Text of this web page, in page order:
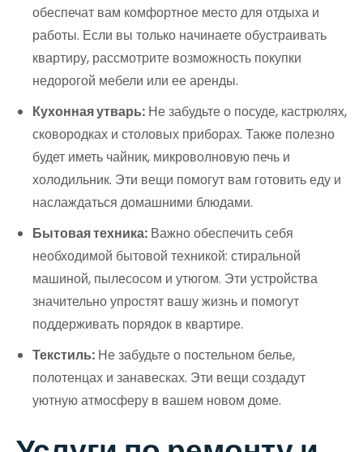
обеспечат вам комфортное место для отдыха и
работы. Если вы только начинаете обустраивать
квартиру, рассмотрите возможность покупки
недорогой мебели или ее аренды.
Кухонная утварь: Не забудьте о посуде, кастрюлях,
сковородках и столовых приборах. Также полезно
будет иметь чайник, микроволновую печь и
холодильник. Эти вещи помогут вам готовить еду и
наслаждаться домашними блюдами.
Бытовая техника: Важно обеспечить себя
необходимой бытовой техникой: стиральной
машиной, пылесосом и утюгом. Эти устройства
значительно упростят вашу жизнь и помогут
поддерживать порядок в квартире.
Текстиль: Не забудьте о постельном белье,
полотенцах и занавесках. Эти вещи создадут
уютную атмосферу в вашем новом доме.